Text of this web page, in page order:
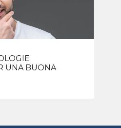
UNA BUONA